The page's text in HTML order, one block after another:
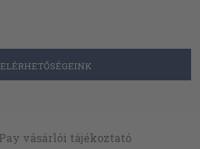
ELÉRHETŐSÉGEINK